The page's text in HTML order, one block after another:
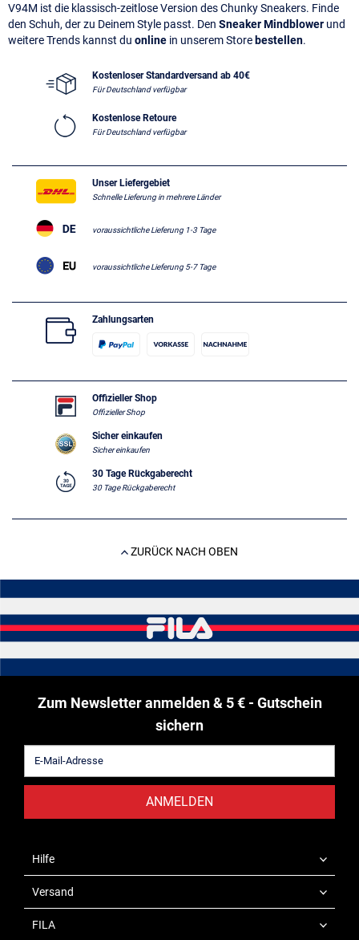
V94M ist die klassisch-zeitlose Version des Chunky Sneakers. Finde
den Schuh, der zu Deinem Style passt. Den Sneaker Mindblower und
weitere Trends kannst du online in unserem Store bestellen.
Kostenloser Standardversand ab 40€
Für Deutschland verfügbar
Kostenlose Retoure
Für Deutschland verfügbar
Unser Liefergebiet
Schnelle Lieferung in mehrere Länder
voraussichtliche Lieferung 1-3 Tage
voraussichtliche Lieferung 5-7 Tage
Zahlungsarten
Offizieller Shop
Offizieller Shop
Sicher einkaufen
Sicher einkaufen
30 Tage Rückgaberecht
30 Tage Rückgaberecht
ZURÜCK NACH OBEN
Zum Newsletter anmelden & 5 € - Gutschein
sichern
ANMELDEN
Hilfe
Versand
FILA